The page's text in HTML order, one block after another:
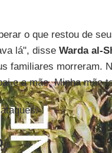
o que restou de
lá", disse Warda al-
familiares morreram.
e a mãe. Minha mãe